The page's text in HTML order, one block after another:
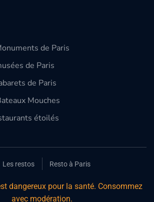
de Paris
de Paris
de Paris
Mouches
étoilés
Les restos Resto à Paris
dangereux pour la santé. Consommez
avec modération.